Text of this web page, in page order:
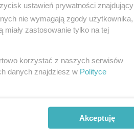
ustawień prywatności znajdujący
nie wymagają zgody użytkownika,
zastosowanie tylko na tej
korzystać z naszych serwisów
danych znajdziesz w Polityce
Akceptuję